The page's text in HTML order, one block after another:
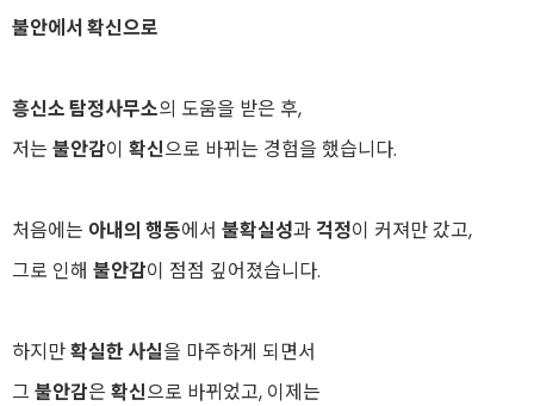
불안에서 확신으로
흥신소 탐정사무소의 도움을 받은 후,
저는 불안감이 확신으로 바뀌는 경험을 했습니다.
처음에는 아내의 행동에서 불확실성과 걱정이 커져만 갔고,
그로 인해 불안감이 점점 깊어졌습니다.
하지만확실한 사실을 마주하게 되면서
그 불안감은 확신으로 바뀌었고, 이제는